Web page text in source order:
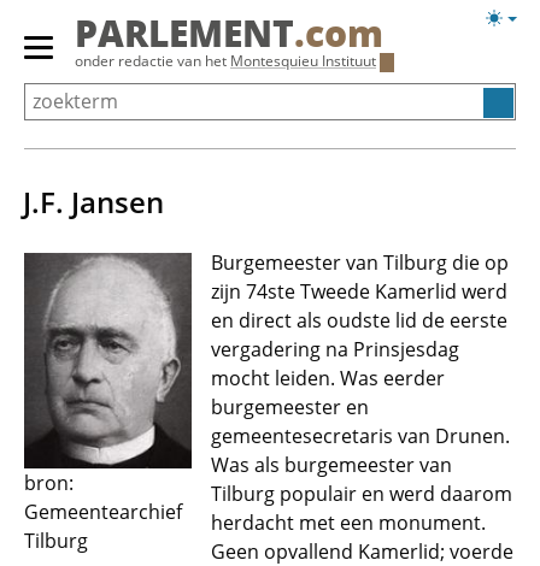
Overslaan
Primair
menu
tonen/verbergen
PARLEMENT.com
onder redactie van het Montesquieu Instituut
J.F. Jansen
bron:
Gemeentearchief
Tilburg
Burgemeester van Tilburg die op
zijn 74ste Tweede Kamerlid werd
en direct als oudste lid de eerste
vergadering na Prinsjesdag
mocht leiden. Was eerder
burgemeester en
gemeentesecretaris van Drunen.
Was als burgemeester van
Tilburg populair en werd daarom
herdacht met een monument.
Geen opvallend Kamerlid; voerde